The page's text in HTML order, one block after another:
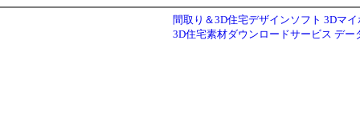
間取り＆3D住宅デザインソフト 3Dマ
3D住宅素材ダウンロードサービス デー